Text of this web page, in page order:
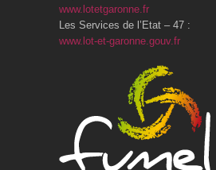
CULTURE ET PATRIMOINE
RENDEZ-VOUS EN LIGNE
www.lotetgaronne.fr
Les Services de l’Etat – 47 :
www.lot-et-garonne.gouv.fr